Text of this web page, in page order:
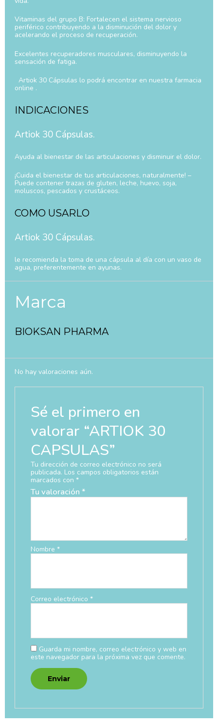
Vitaminas del grupo B: Fortalecen el sistema nervioso
periférico contribuyendo a la disminución del dolor y
acelerando el proceso de recuperación.
Excelentes recuperadores musculares, disminuyendo la
sensación de fatiga.
Artiok 30 Cápsulas lo podrá encontrar en nuestra farmacia
online .
INDICACIONES
Artiok 30 Cápsulas.
Ayuda al bienestar de las articulaciones y disminuir el dolor.
¡Cuida el bienestar de tus articulaciones, naturalmente! –
Puede contener trazas de gluten, leche, huevo, soja,
moluscos, pescados y crustáceos.
COMO USARLO
Artiok 30 Cápsulas.
le recomienda la toma de una cápsula al día con un vaso de
agua, preferentemente en ayunas.
Marca
BIOKSAN PHARMA
No hay valoraciones aún.
Sé el primero en
valorar “ARTIOK 30
CAPSULAS”
Tu dirección de correo electrónico no será
publicada. Los campos obligatorios están
marcados con *
Tu valoración *
Nombre *
Correo electrónico *
Guarda mi nombre, correo electrónico y web en
este navegador para la próxima vez que comente.